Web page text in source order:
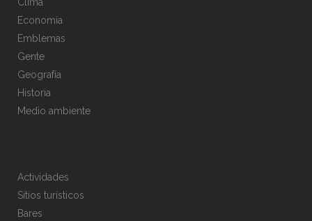
Economía
Emblemas
Gente
Geografía
Historia
Medio ambiente
Actividades
Sitios turísticos
Bares